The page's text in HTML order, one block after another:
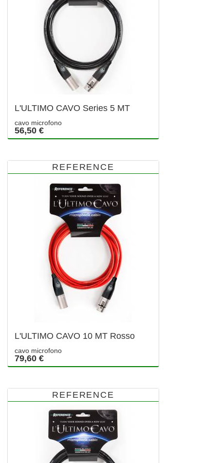
L'ULTIMO CAVO Series 5 MT
cavo microfono
56,50 €
REFERENCE
L'ULTIMO CAVO 10 MT Rosso
cavo microfono
79,60 €
REFERENCE